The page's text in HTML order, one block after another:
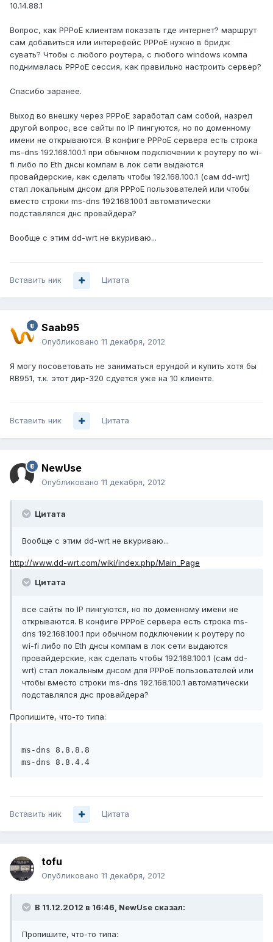
10.14.88.1
Вопрос, как PPPoE клиентам показать где интернет? маршрут
сам добавиться или интерефейс PPPoE нужно в бридж
сувать? Чтобы с любого роутера, с любого windows компа
поднималась PPPoE сессия, как правильно настроить сервер?
Спасибо заранее.
Выход во внешку через PPPoE заработал сам собой, назрел
другой вопрос, все сайты по IP пингуются, но по доменному
имени не открываются. В конфиге PPPoE сервера есть строка
ms-dns 192.168.100.1 при обычном подключении к роутеру по wi-
fi либо по Eth днсы компам в лок сети выдаются
провайдерские, как сделать чтобы 192.168.100.1 (сам dd-wrt)
стал локальным днсом для PPPoE пользователей или чтобы
вместо строки ms-dns 192.168.100.1 автоматически
подставлялся днс провайдера?
Вообще с этим dd-wrt не вкуриваю...
Вставить ник Цитата
Saab95
Опубликовано 11 декабря, 2012
Я могу посоветовать не заниматься ерундой и купить хотя бы
RB951, т.к. этот дир-320 сдуется уже на 10 клиенте.
Вставить ник Цитата
NewUse
Опубликовано 11 декабря, 2012
Цитата
Вообще с этим dd-wrt не вкуриваю...
http://www.dd-wrt.com/wiki/index.php/Main_Page
Цитата
все сайты по IP пингуются, но по доменному имени не
открываются. В конфиге PPPoE сервера есть строка ms-
dns 192.168.100.1 при обычном подключении к роутеру по
wi-fi либо по Eth днсы компам в лок сети выдаются
провайдерские, как сделать чтобы 192.168.100.1 (сам dd-
wrt) стал локальным днсом для PPPoE пользователей или
чтобы вместо строки ms-dns 192.168.100.1 автоматически
подставлялся днс провайдера?
Пропишите, что-то типа:
ms-dns 8.8.8.8
ms-dns 8.8.4.4
Вставить ник Цитата
tofu
Опубликовано 11 декабря, 2012
В 11.12.2012 в 16:46, NewUse сказал:
Пропишите, что-то типа: